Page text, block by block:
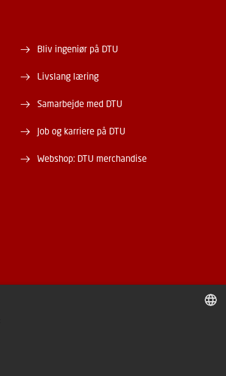
Bliv ingeniør på DTU
Livslang læring
Samarbejde med DTU
Job og karriere på DTU
Webshop: DTU merchandise